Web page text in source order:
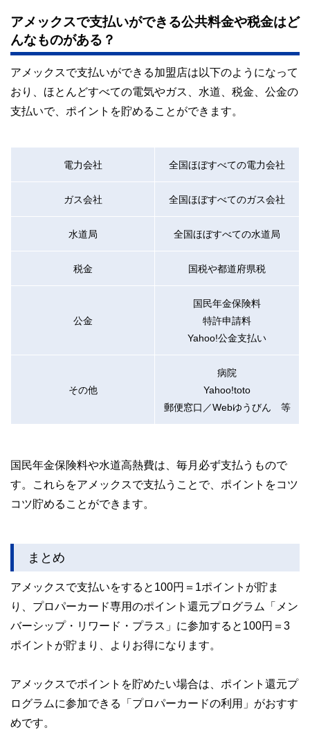
アメックスで支払いができる公共料金や税金はど
んなものがある？
アメックスで支払いができる加盟店は以下のようになって
おり、ほとんどすべての電気やガス、水道、税金、公金の
支払いで、ポイントを貯めることができます。
電力会社 全国ほぼすべての電力会社
ガス会社 全国ほぼすべてのガス会社
水道局 全国ほぼすべての水道局
税金 国税や都道府県税
公金
国民年金保険料
特許申請料
Yahoo!公金支払い
その他
病院
Yahoo!toto
郵便窓口／Webゆうびん 等
国民年金保険料や水道高熱費は、毎月必ず支払うもので
す。これらをアメックスで支払うことで、ポイントをコツ
コツ貯めることができます。
まとめ
アメックスで支払いをすると100円＝1ポイントが貯ま
り、プロパーカード専用のポイント還元プログラム「メン
バーシップ・リワード・プラス」に参加すると100円＝3
ポイントが貯まり、よりお得になります。
アメックスでポイントを貯めたい場合は、ポイント還元プ
ログラムに参加できる「プロパーカードの利用」がおすす
めです。